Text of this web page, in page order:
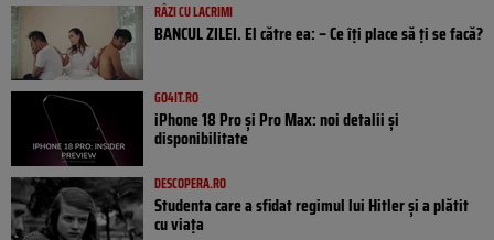
RÂZI CU LACRIMI
BANCUL ZILEI. El către ea: – Ce îți place să ți se facă?
GO4IT.RO
iPhone 18 Pro și Pro Max: noi detalii și
disponibilitate
DESCOPERA.RO
Studenta care a sfidat regimul lui Hitler și a plătit
cu viața